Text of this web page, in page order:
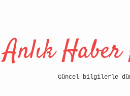
Anlık
Güncel bilgilerle